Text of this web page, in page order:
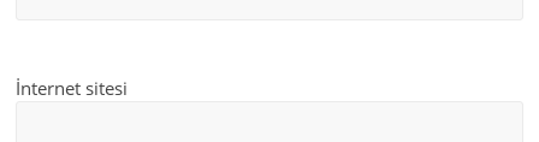
İnternet sitesi